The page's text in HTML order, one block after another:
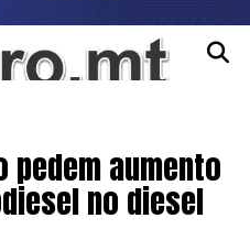
pedem aumento
no diesel